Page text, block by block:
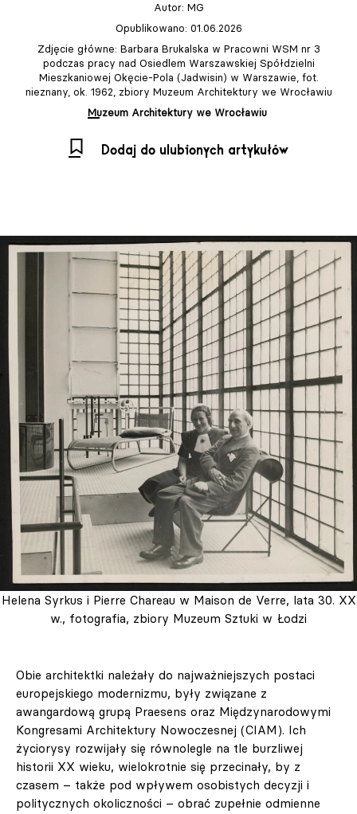
Autor: MG
Opublikowano: 01.06.2026
Zdjęcie główne: Barbara Brukalska w Pracowni WSM nr 3
podczas pracy nad Osiedlem Warszawskiej Spółdzielni
Mieszkaniowej Okęcie-Pola (Jadwisin) w Warszawie, fot.
nieznany, ok. 1962, zbiory Muzeum Architektury we Wrocławiu
Muzeum Architektury we Wrocławiu
Dodaj do ulubionych artykułów
Helena Syrkus i Pierre Chareau w Maison de Verre, lata 30. XX
w., fotografia, zbiory Muzeum Sztuki w Łodzi
Obie architektki należały do najważniejszych postaci
europejskiego modernizmu, były związane z
awangardową grupą Praesens oraz Międzynarodowymi
Kongresami Architektury Nowoczesnej (CIAM). Ich
życiorysy rozwijały się równolegle na tle burzliwej
historii XX wieku, wielokrotnie się przecinały, by z
czasem – także pod wpływem osobistych decyzji i
politycznych okoliczności – obrać zupełnie odmienne